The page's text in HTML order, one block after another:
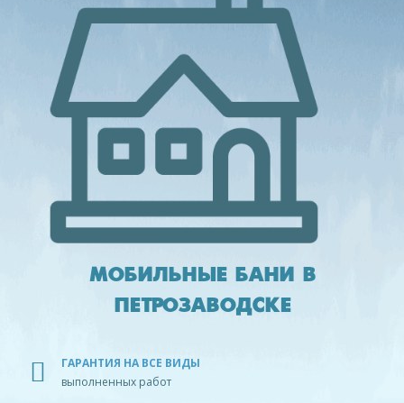
МОБИЛЬНЫЕ БАНИ В
ПЕТРОЗАВОДСКЕ
ГАРАНТИЯ НА ВСЕ ВИДЫ
выполненных работ